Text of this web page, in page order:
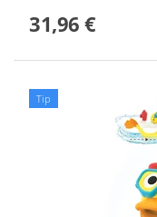
31,96 €
Tip